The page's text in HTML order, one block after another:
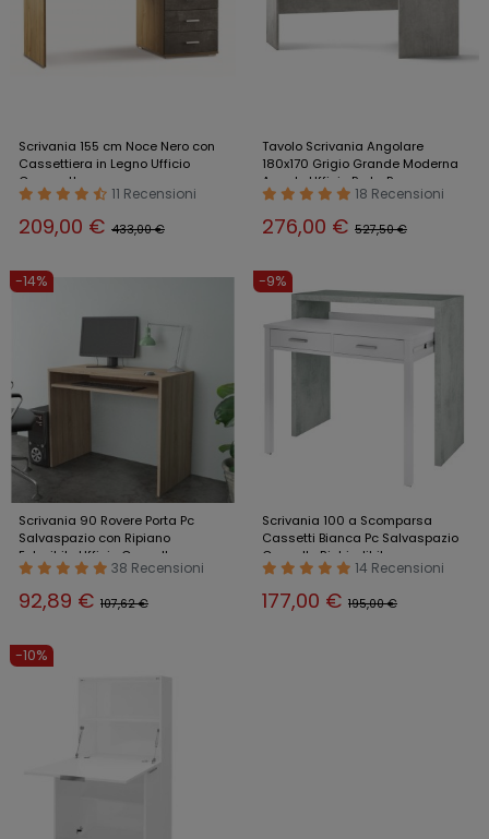
Scrivania 155 cm Noce Nero con
Cassettiera in Legno Ufficio
Cameretta
11 Recensioni
209,00 € 433,00 €
Tavolo Scrivania Angolare
180x170 Grigio Grande Moderna
Angolo Ufficio Porta Pc
18 Recensioni
276,00 € 527,50 €
-14%
Scrivania 90 Rovere Porta Pc
Salvaspazio con Ripiano
Estraibile Ufficio Consolle
38 Recensioni
92,89 € 107,62 €
-9%
Scrivania 100 a Scomparsa
Cassetti Bianca Pc Salvaspazio
Consolle Richiudibile
14 Recensioni
177,00 € 195,00 €
-10%